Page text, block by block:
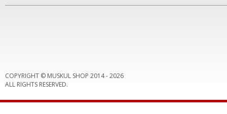
COPYRIGHT © MUSKUL SHOP 2014 -2026
ALL RIGHTS RESERVED.